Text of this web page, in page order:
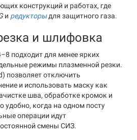
конструкций и работах, где
и редукторыдля защитного газа.
и шлифовка
подходит для менее ярких
режимы плазменной резки.
позволяет отключить
и использовать маску как
шва, обработке кромок и
удобно, когда на одном посту
операции идут
смены СИЗ.